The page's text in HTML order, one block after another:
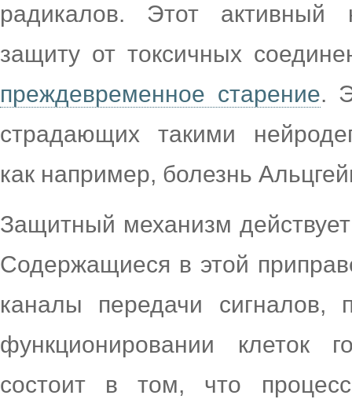
радикалов. Этот активный
защиту от токсичных
преждевременное старение.
страдающих такими
как например, болезнь
Защитный механизм
Содержащиеся в этой
каналы передачи
функционировании клеток
состоит в том, что